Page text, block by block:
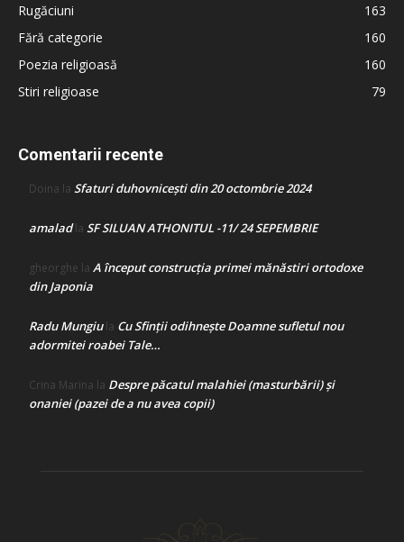
Rugăciuni
163
Fără categorie
160
Poezia religioasă
160
Stiri religioase
79
Comentarii recente
Doina la Sfaturi duhovnicești din 20 octombrie 2024
amaladla SF SILUAN ATHONITUL -11/ 24 SEPEMBRIE
gheorghe la A început construcţia primei mănăstiri ortodoxe
din Japonia
Radu Mungiula Cu Sfinții odihnește Doamne sufletul nou
adormitei roabei Tale…
Crina Marina la Despre păcatul malahiei (masturbării) şi
onaniei (pazei de a nu avea copii)